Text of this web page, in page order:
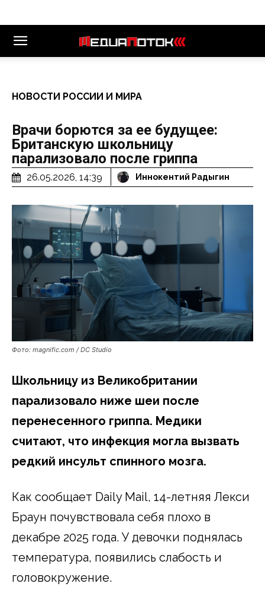
НОВОСТИ РОССИИ И МИРА
Врачи борются за ее будущее:
Британскую школьницу
парализовало после гриппа
26.05.2026, 14:39 Иннокентий Радыгин
Фото: magnific.com / DC Studio
Школьницу из Великобритании
парализовало ниже шеи после
перенесенного гриппа. Медики
считают, что инфекция могла вызвать
редкий инсульт спинного мозга.
Как сообщает Daily Mail, 14-летняя Лекси
Браун почувствовала себя плохо в
декабре 2025 года. У девочки поднялась
температура, появились слабость и
головокружение.